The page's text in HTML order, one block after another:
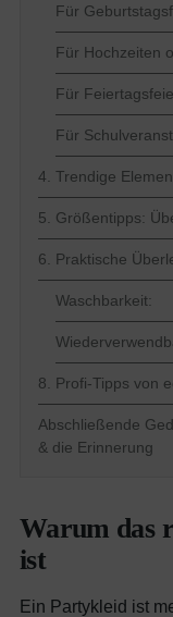
Für
Für Hochzeiten
Für
Für
4. Trendige
5. Größentipps:
6. Praktische
Waschbarkeit:
8. Profi-Tipps von
Abschließende
& die Erinnerung
Warum das
ist
Ein Partykleid ist